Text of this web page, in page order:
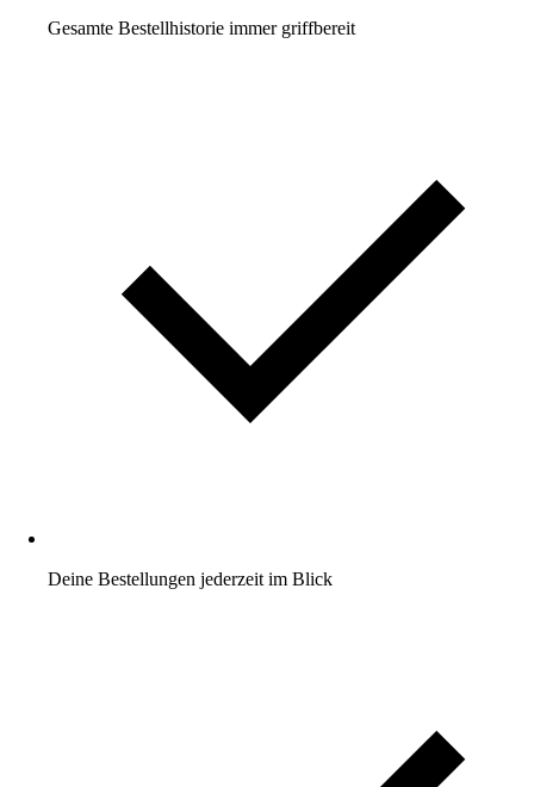
Gesamte Bestellhistorie immer griffbereit
Deine Bestellungen jederzeit im Blick